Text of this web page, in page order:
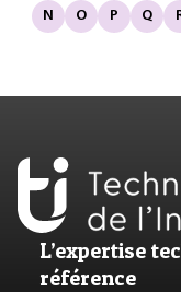
N
O P Q
L’expertise
référence